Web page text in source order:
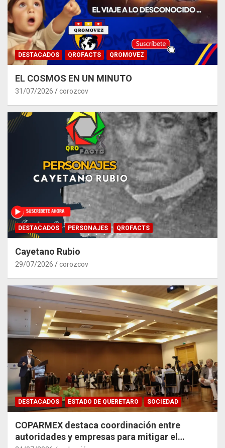
DESTACADOS QROFACTS QROMOVEZ
EL COSMOS EN UN MINUTO
31/07/2026 corozcov
DESTACADOS PERSONAJES QROFACTS
Cayetano Rubio
29/07/2026 corozcov
DESTACADOS ESTADO DE QUERETARO SOCIEDAD
COPARMEX destaca coordinación entre
autoridades y empresas para mitigar el